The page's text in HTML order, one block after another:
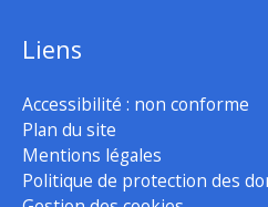
Liens
Accessibilité : non conforme
Plan du site
Mentions légales
Politique de protection des